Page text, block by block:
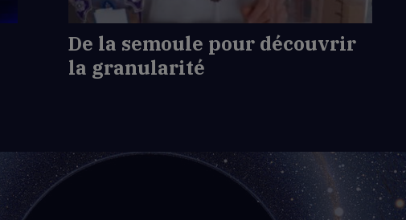
De la semoule pour découvrir
la granularité